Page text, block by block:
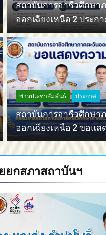
ศึกษาภาค
2 ขอแสดง
สถาบันการอาชีวศึกษา
ออกเฉียงเหนือ 2 ประก
กรรมการสภาสถาบันผู้
ข่าวประชาสัมพันธ์ ประกาศ
สถาบันการอาชีวศึกษา
ออกเฉียงเหนือ 2 ขอแส
ยินดี
ยกสภาสถาบันฯ